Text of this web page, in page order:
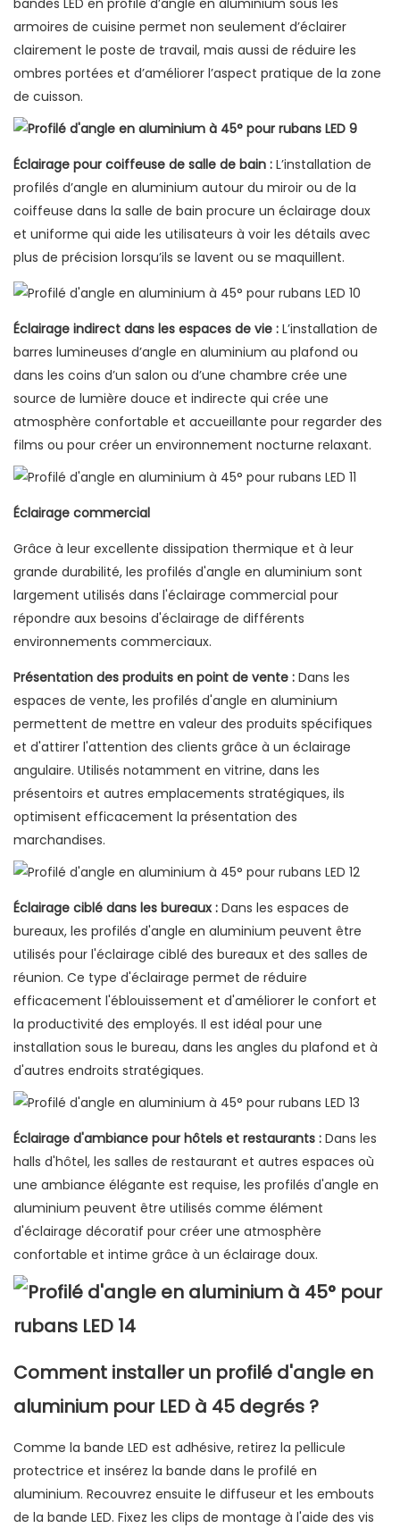
bandes LED en profilé d’angle en aluminium sous les
armoires de cuisine permet non seulement d’éclairer
clairement le poste de travail, mais aussi de réduire les
ombres portées et d’améliorer l’aspect pratique de la zone
de cuisson.
Éclairage pour coiffeuse de salle de bain : L’installation de
profilés d’angle en aluminium autour du miroir ou de la
coiffeuse dans la salle de bain procure un éclairage doux
et uniforme qui aide les utilisateurs à voir les détails avec
plus de précision lorsqu’ils se lavent ou se maquillent.
Éclairage indirect dans les espaces de vie : L’installation de
barres lumineuses d’angle en aluminium au plafond ou
dans les coins d’un salon ou d’une chambre crée une
source de lumière douce et indirecte qui crée une
atmosphère confortable et accueillante pour regarder des
films ou pour créer un environnement nocturne relaxant.
Éclairage commercial
Grâce à leur excellente dissipation thermique et à leur
grande durabilité, les profilés d'angle en aluminium sont
largement utilisés dans l'éclairage commercial pour
répondre aux besoins d'éclairage de différents
environnements commerciaux.
Présentation des produits en point de vente : Dans les
espaces de vente, les profilés d'angle en aluminium
permettent de mettre en valeur des produits spécifiques
et d'attirer l'attention des clients grâce à un éclairage
angulaire. Utilisés notamment en vitrine, dans les
présentoirs et autres emplacements stratégiques, ils
optimisent efficacement la présentation des
marchandises.
Éclairage ciblé dans les bureaux : Dans les espaces de
bureaux, les profilés d'angle en aluminium peuvent être
utilisés pour l'éclairage ciblé des bureaux et des salles de
réunion. Ce type d'éclairage permet de réduire
efficacement l'éblouissement et d'améliorer le confort et
la productivité des employés. Il est idéal pour une
installation sous le bureau, dans les angles du plafond et à
d'autres endroits stratégiques.
Éclairage d'ambiance pour hôtels et restaurants : Dans les
halls d'hôtel, les salles de restaurant et autres espaces où
une ambiance élégante est requise, les profilés d'angle en
aluminium peuvent être utilisés comme élément
d'éclairage décoratif pour créer une atmosphère
confortable et intime grâce à un éclairage doux.
Comment installer un profilé d'angle en
aluminium pour LED à 45 degrés ?
Comme la bande LED est adhésive, retirez la pellicule
protectrice et insérez la bande dans le profilé en
aluminium. Recouvrez ensuite le diffuseur et les embouts
de la bande LED. Fixez les clips de montage à l'aide des vis